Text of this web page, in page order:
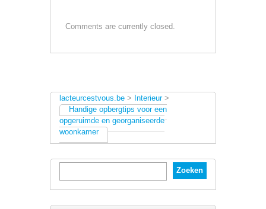
Comments are currently closed.
lacteurcestvous.be > Interieur>
Handige opbergtips voor een
opgeruimde en georganiseerde
woonkamer